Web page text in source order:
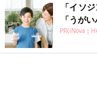
「イソ
「うが
PR(iNova｜